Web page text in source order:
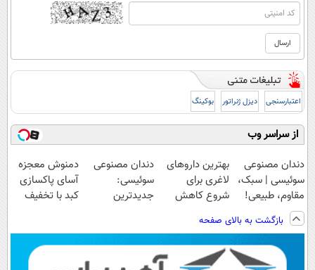
اعتبارسنجی دیزل ژنراتور بوکینگ
از سراسر وب
دندان مصنوعی
سوئیسی | سبک،
مقاوم، طبیعی!
ویزیت
رایگان+پرداخت
اقساطی😍
بهترین داروهای
لاغری برای
شروع کاهش
داروخانه های
نزدیکت!
دندان مصنوعی
سوئیسی:
جدیدترین
پرداخت قسطی
دمنوش معجزه
آسای پاکسازی
کبد با تخفیف
بازگشت به بالای صفحه